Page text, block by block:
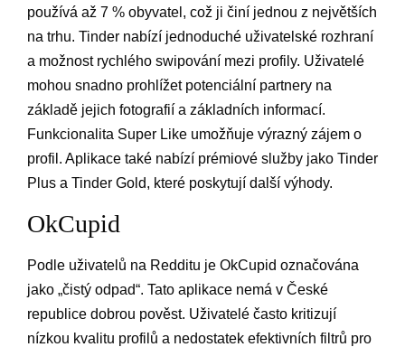
používá až 7 % obyvatel, což ji činí jednou z největších
na trhu. Tinder nabízí jednoduché uživatelské rozhraní
a možnost rychlého swipování mezi profily. Uživatelé
mohou snadno prohlížet potenciální partnery na
základě jejich fotografií a základních informací.
Funkcionalita Super Like umožňuje výrazný zájem o
profil. Aplikace také nabízí prémiové služby jako Tinder
Plus a Tinder Gold, které poskytují další výhody.
OkCupid
Podle uživatelů na Redditu je OkCupid označována
jako „čistý odpad“. Tato aplikace nemá v České
republice dobrou pověst. Uživatelé často kritizují
nízkou kvalitu profilů a nedostatek efektivních filtrů pro